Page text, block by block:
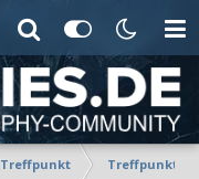
Treffpunkt Treffpunkt: